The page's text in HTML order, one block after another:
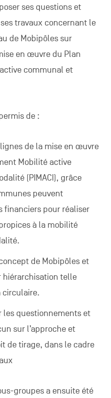
ses questions et
travaux concernant le
de Mobipôles sur
en œuvre du Plan
communal et
de :
de la mise en œuvre
Mobilité active
(PIMACI), grâce
peuvent
financiers pour réaliser
à la mobilité
de Mobipôles et
hiérarchisation telle
circulaire.
les questionnements et
sur l’approche et
de tirage, dans le cadre
groupes a ensuite été